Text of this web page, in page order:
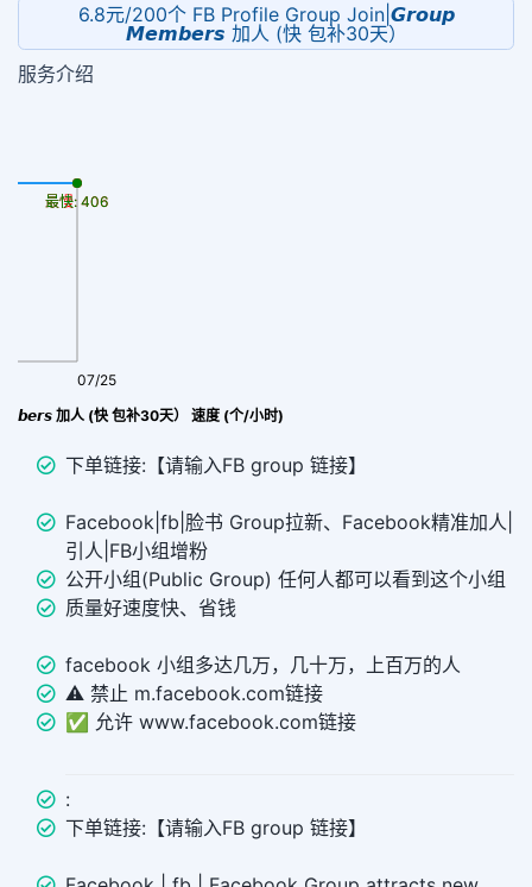
6.8元/200个 FB Profile Group Join|𝙂𝙧𝙤𝙪𝙥
𝙈𝙚𝙢𝙗𝙚𝙧𝙨 加人 (快 包补30天）
服务介绍
FB Profile Group Join|𝙂𝙧𝙤𝙪𝙥 𝙈𝙚𝙢𝙗𝙚𝙧𝙨 加人 (快 包补30天） 速度 (个/小时)
07/25
最慢: 406
最快: 406
下单链接:【请输入FB group 链接】
Facebook|fb|脸书 Group拉新、Facebook精准加人|
引人|FB小组增粉
公开小组(Public Group) 任何人都可以看到这个小组
质量好速度快、省钱
facebook 小组多达几万，几十万，上百万的人
⚠️ 禁止 m.facebook.com链接
✅ 允许 www.facebook.com链接
:
下单链接:【请输入FB group 链接】